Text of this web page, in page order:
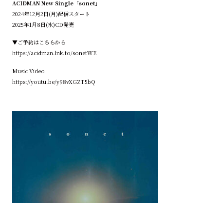
ACIDMAN New Single「sonet」
2024年12月2日(月)配信スタート
2025年1月8日(水)CD発売
▼ご予約はこちらから
https://acidman.lnk.to/sonetWE
Music Video
https://youtu.be/y98vXGZT5bQ